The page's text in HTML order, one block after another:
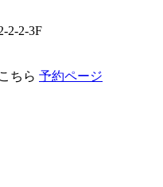
2-2-3F
ちら 予約ページ